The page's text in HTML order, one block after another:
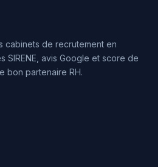
cabinets de recrutement en
SIRENE, avis Google et score de
bon partenaire RH.